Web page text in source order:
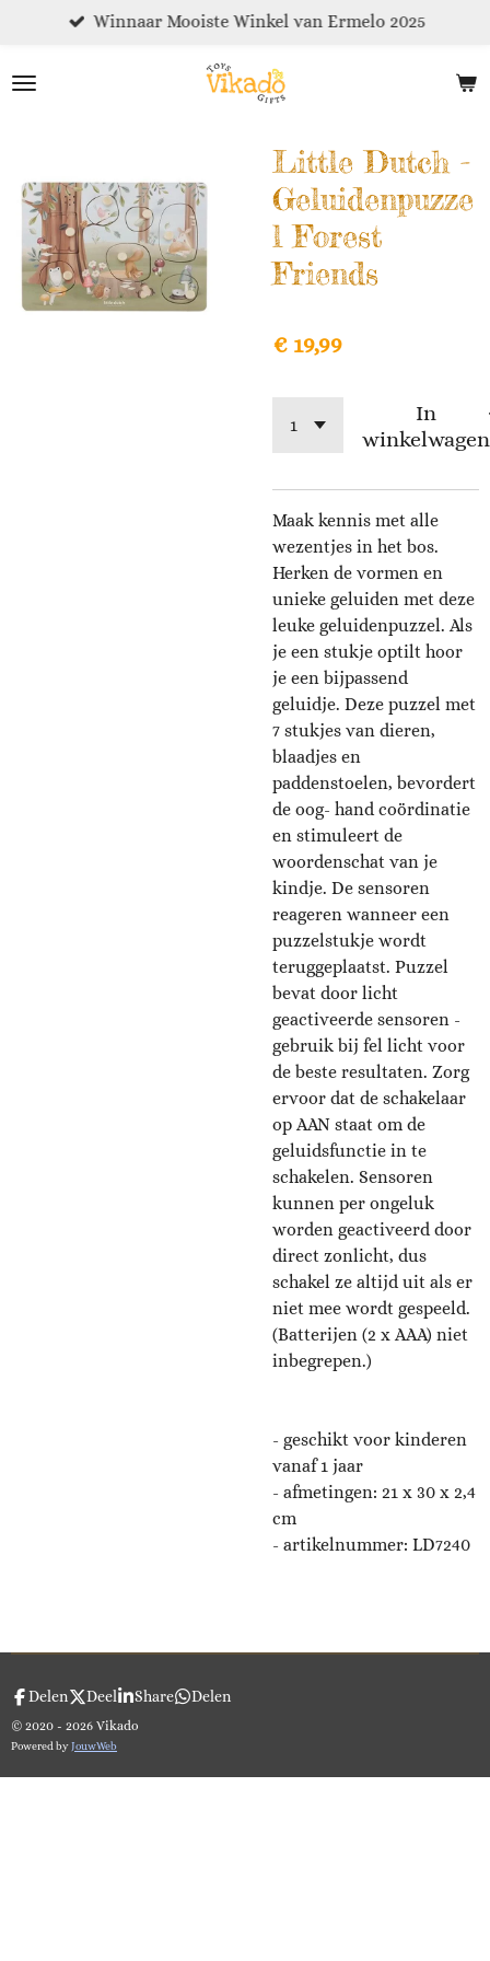
naar
Winnaar Mooiste Winkel van Ermelo 2025
Little Dutch -
Geluidenpuzze
l Forest
Friends
€ 19,99
In
winkelwagen
Maak kennis met alle
wezentjes in het bos.
Herken de vormen en
unieke geluiden met deze
leuke geluidenpuzzel. Als
je een stukje optilt hoor
je een bijpassend
geluidje. Deze puzzel met
7 stukjes van dieren,
blaadjes en
paddenstoelen, bevordert
de oog- hand coördinatie
en stimuleert de
woordenschat van je
kindje. De sensoren
reageren wanneer een
puzzelstukje wordt
teruggeplaatst. Puzzel
bevat door licht
geactiveerde sensoren -
gebruik bij fel licht voor
de beste resultaten. Zorg
ervoor dat de schakelaar
op AAN staat om de
geluidsfunctie in te
schakelen. Sensoren
kunnen per ongeluk
worden geactiveerd door
direct zonlicht, dus
schakel ze altijd uit als er
niet mee wordt gespeeld.
(Batterijen (2 x AAA) niet
inbegrepen.)
- geschikt voor kinderen
vanaf 1 jaar
- afmetingen: 21 x 30 x 2,4
cm
- artikelnummer: LD7240
Delen Deel Share Delen
© 2020 - 2026 Vikado
Powered byJouwWeb